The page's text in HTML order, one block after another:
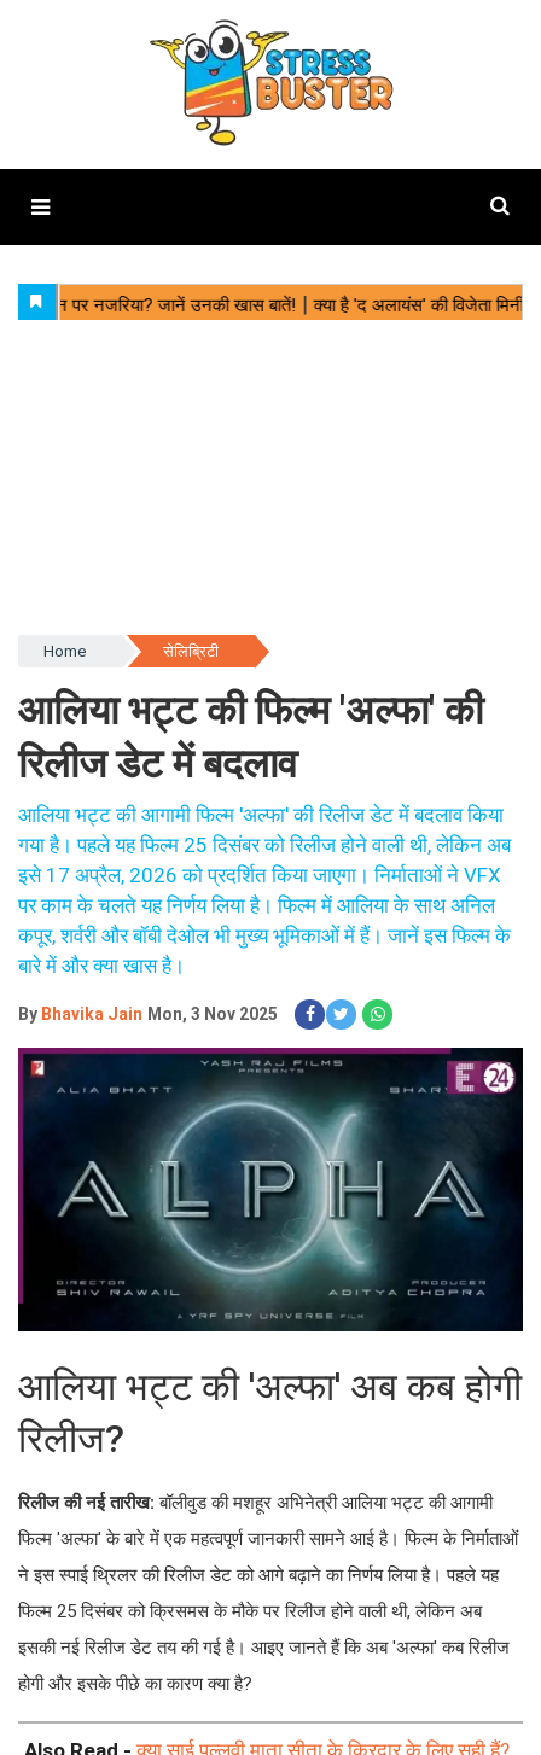
Home सेलिब्रिटी
आलिया भट्ट की फिल्म 'अल्फा' की
रिलीज डेट में बदलाव
आलिया भट्ट की आगामी फिल्म 'अल्फा' की रिलीज डेट में बदलाव किया
गया है। पहले यह फिल्म 25 दिसंबर को रिलीज होने वाली थी, लेकिन अब
इसे 17 अप्रैल, 2026 को प्रदर्शित किया जाएगा। निर्माताओं ने VFX
पर काम के चलते यह निर्णय लिया है। फिल्म में आलिया के साथ अनिल
कपूर, शर्वरी और बॉबी देओल भी मुख्य भूमिकाओं में हैं। जानें इस फिल्म के
बारे में और क्या खास है।
By Bhavika Jain Mon, 3 Nov 2025
आलिया भट्ट की 'अल्फा' अब कब होगी
रिलीज?
रिलीज की नई तारीख:बॉलीवुड की मशहूर अभिनेत्री आलिया भट्ट की आगामी
फिल्म 'अल्फा' के बारे में एक महत्वपूर्ण जानकारी सामने आई है। फिल्म के निर्माताओं
ने इस स्पाई थ्रिलर की रिलीज डेट को आगे बढ़ाने का निर्णय लिया है। पहले यह
फिल्म 25 दिसंबर को क्रिसमस के मौके पर रिलीज होने वाली थी, लेकिन अब
इसकी नई रिलीज डेट तय की गई है। आइए जानते हैं कि अब 'अल्फा' कब रिलीज
होगी और इसके पीछे का कारण क्या है?